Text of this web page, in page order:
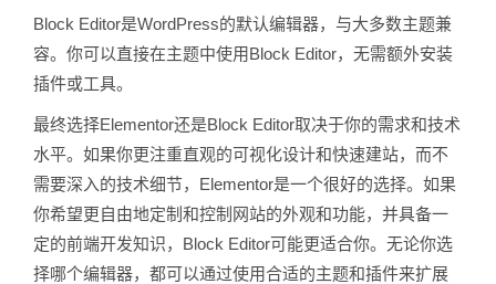
Block Editor是WordPress的默认编辑器，与大多数主题兼
容。你可以直接在主题中使用Block Editor，无需额外安装
插件或工具。
最终选择Elementor还是Block Editor取决于你的需求和技术
水平。如果你更注重直观的可视化设计和快速建站，而不
需要深入的技术细节，Elementor是一个很好的选择。如果
你希望更自由地定制和控制网站的外观和功能，并具备一
定的前端开发知识，Block Editor可能更适合你。无论你选
择哪个编辑器，都可以通过使用合适的主题和插件来扩展